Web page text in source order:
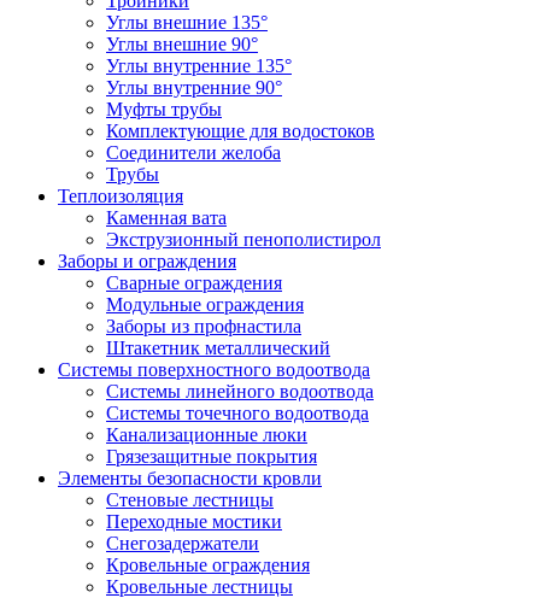
Углы внешние 135°
Углы внешние 90°
Углы внутренние 135°
Углы внутренние 90°
Муфты трубы
Комплектующие для водостоков
Соединители желоба
Трубы
Теплоизоляция
Каменная вата
Экструзионный пенополистирол
Заборы и ограждения
Сварные ограждения
Модульные ограждения
Заборы из профнастила
Штакетник металлический
Системы поверхностного водоотвода
Системы линейного водоотвода
Системы точечного водоотвода
Канализационные люки
Грязезащитные покрытия
Элементы безопасности кровли
Стеновые лестницы
Переходные мостики
Снегозадержатели
Кровельные ограждения
Кровельные лестницы